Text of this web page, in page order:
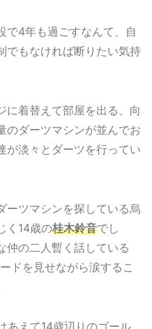
で4年も過ごすなんて、自
でもなければ断りたい気持
に着替えて部屋を出る、向
のダーツマシンが並んでお
が淡々とダーツを行ってい
ーツマシンを探している烏
く14歳の桂木鈴音でし
仲の二人暫く話している
ドを見せながら涙するこ
あえて14歳辺りのゴール